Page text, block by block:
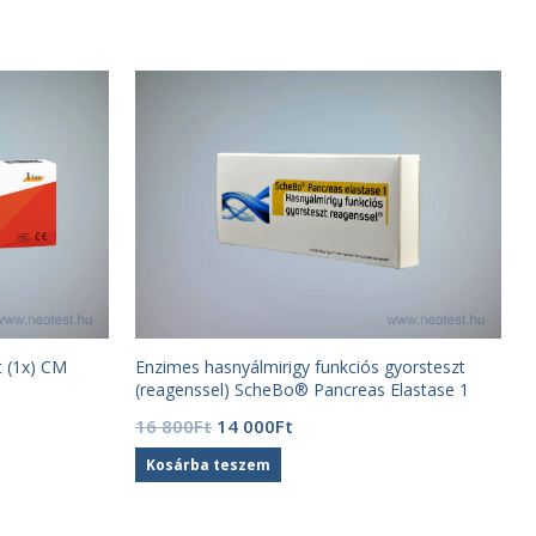
CM
Enzimes hasnyálmirigy funkciós gyorsteszt
(reagenssel) ScheBo® Pancreas Elastase 1
16 800Ft Original
price
was:
14 000Ft
Kosárba teszem